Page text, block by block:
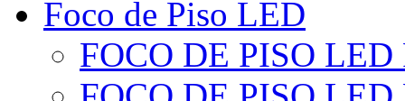
Foco de Piso LED
FOCO DE PISO